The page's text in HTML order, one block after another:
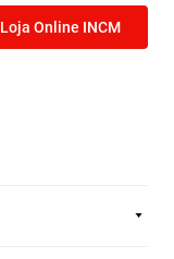
Loja Online INCM